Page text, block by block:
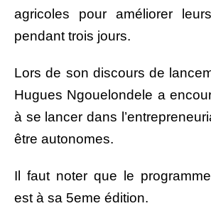
agricoles pour améliorer
pendant trois jours.
Lors de son discours de
Hugues Ngouelondele a
à se lancer dans
être autonomes.
Il faut noter que le
est à sa 5eme édition.